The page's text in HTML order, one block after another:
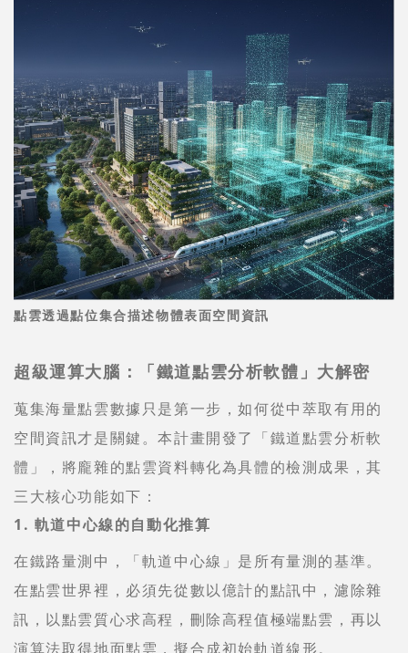
點雲透過點位集合描述物體表面空間資訊
超級運算大腦：「鐵道點雲分析軟體」大解密
蒐集海量點雲數據只是第一步，如何從中萃取有用的
空間資訊才是關鍵。本計畫開發了「鐵道點雲分析軟
體」，將龐雜的點雲資料轉化為具體的檢測成果，其
三大核心功能如下：
1. 軌道中心線的自動化推算
在鐵路量測中，「軌道中心線」是所有量測的基準。
在點雲世界裡，必須先從數以億計的點訊中，濾除雜
訊，以點雲質心求高程，刪除高程值極端點雲，再以
演算法取得地面點雲，擬合成初始軌道線形。